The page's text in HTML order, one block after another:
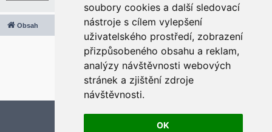
soubory cookies a další sledovací
nástroje s cílem vylepšení
uživatelského prostředí, zobrazení
přizpůsobeného obsahu a reklam,
analýzy návštěvnosti webových
stránek a zjištění zdroje
návštěvnosti.
OK
Obsah Všechny časy jsou v
2020 © ASTRA - CZ s.r.o.
Založeno naphpBB® Forum Software © phpBB Limited
Český překlad –phpBB.cz
Optimized by:phpBB SEO